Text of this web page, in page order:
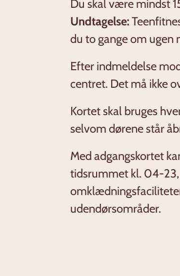
Du skal være mindst
Undtagelse:
du to gange om ugen
Efter indmeldelse
centret. Det må ikke
Kortet skal bruges
selvom dørene står
Med adgangskortet
tidsrummet kl. 04-
udendørsområder.